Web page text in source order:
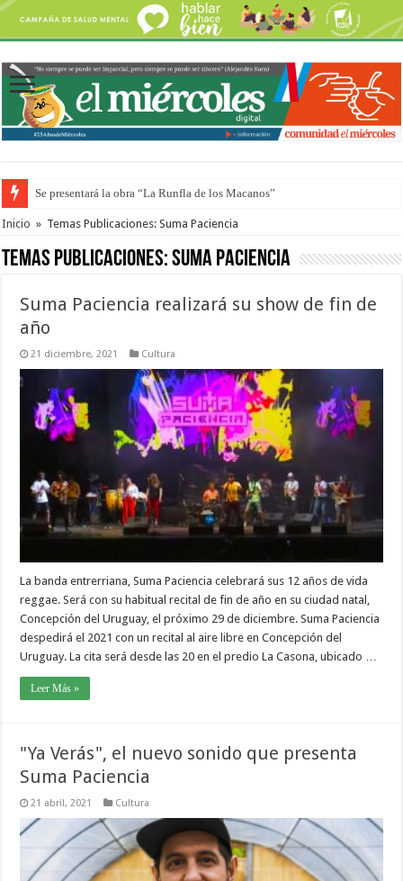
Se presentará la obra “La Runfla de los Macanos”
Inicio » Temas Publicaciones: Suma Paciencia
Temas Publicaciones:Suma Paciencia
Suma Paciencia realizará su show de fin de
año
21 diciembre, 2021 Cultura
La banda entrerriana, Suma Paciencia celebrará sus 12 años de vida
reggae. Será con su habitual recital de fin de año en su ciudad natal,
Concepción del Uruguay, el próximo 29 de diciembre. Suma Paciencia
despedirá el 2021 con un recital al aire libre en Concepción del
Uruguay. La cita será desde las 20 en el predio La Casona, ubicado …
Leer Más »
"Ya Verás", el nuevo sonido que presenta
Suma Paciencia
21 abril, 2021 Cultura